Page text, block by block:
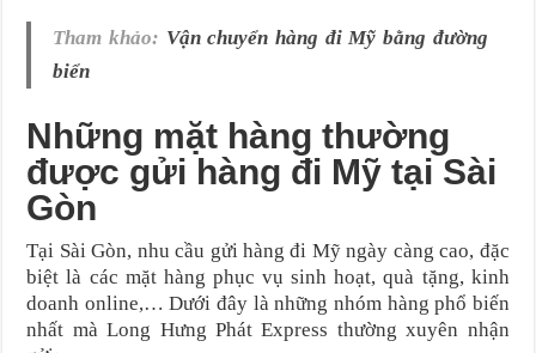
Tham khảo: Vận chuyển hàng đi Mỹ bằng đường
biển
Những mặt hàng thường
được gửi hàng đi Mỹ tại Sài
Gòn
Tại Sài Gòn, nhu cầu gửi hàng đi Mỹ ngày càng cao, đặc
biệt là các mặt hàng phục vụ sinh hoạt, quà tặng, kinh
doanh online,… Dưới đây là những nhóm hàng phổ biến
nhất mà Long Hưng Phát Express thường xuyên nhận